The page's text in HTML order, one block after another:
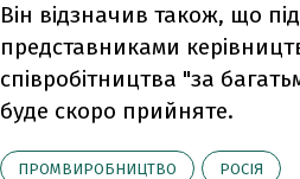
Він відзначив також, що
представниками
співробітництва "за
буде скоро прийняте.
ПРОМВИРОБНИЦТВО РОСІЯ